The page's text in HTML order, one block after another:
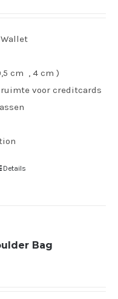
Wallet
cm , 4 cm )
voor creditcards
Details
Bag